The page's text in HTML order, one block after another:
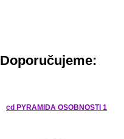
Doporučujeme:
cd PYRAMIDA OSOBNOSTI 1